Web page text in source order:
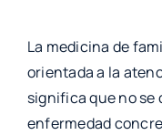
La medicina de
orientada a la
significa que no
enfermedad